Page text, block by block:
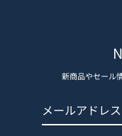
新商品やセール